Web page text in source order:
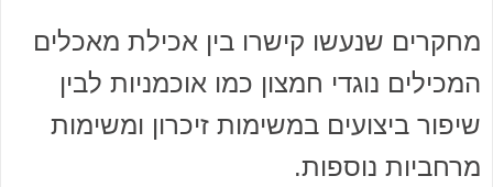
מחקרים שנעשו קישרו בין אכילת מאכלים
המכילים נוגדי חמצון כמו אוכמניות לבין
שיפור ביצועים במשימות זיכרון ומשימות
מרחביות נוספות.